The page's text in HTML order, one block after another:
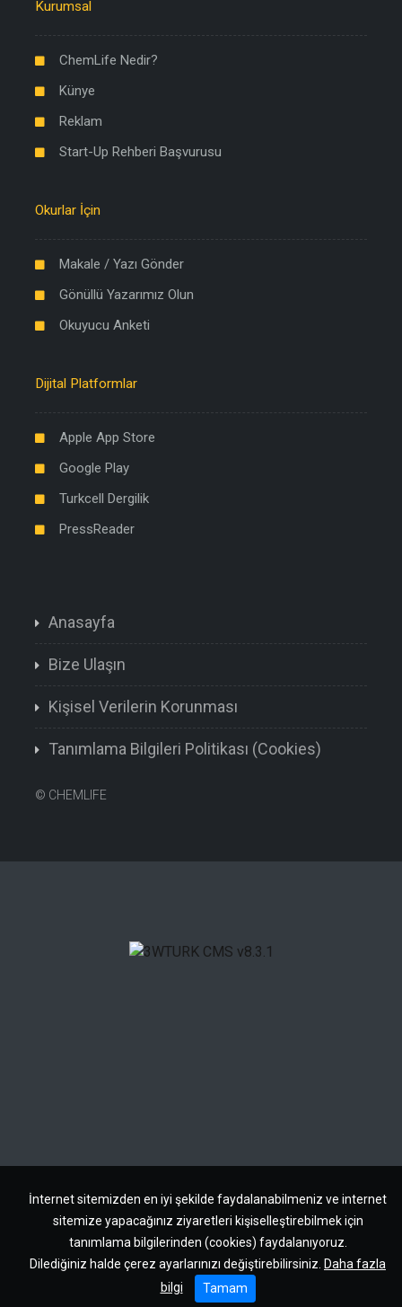
İnternet sitemizden en iyi şekilde faydalanabilmeniz ve internet
sitemize yapacağınız ziyaretleri kişiselleştirebilmek için
tanımlama bilgilerinden (cookies) faydalanıyoruz.
Dilediğiniz halde çerez ayarlarınızı değiştirebilirsiniz. Daha fazla
bilgi
Tamam
Kurumsal
ChemLife Nedir?
Künye
Reklam
Start-Up Rehberi Başvurusu
Okurlar İçin
Makale / Yazı Gönder
Gönüllü Yazarımız Olun
Okuyucu Anketi
Dijital Platformlar
Apple App Store
Google Play
Turkcell Dergilik
PressReader
Anasayfa
Bize Ulaşın
Kişisel Verilerin Korunması
Tanımlama Bilgileri Politikası (Cookies)
© CHEMLIFE